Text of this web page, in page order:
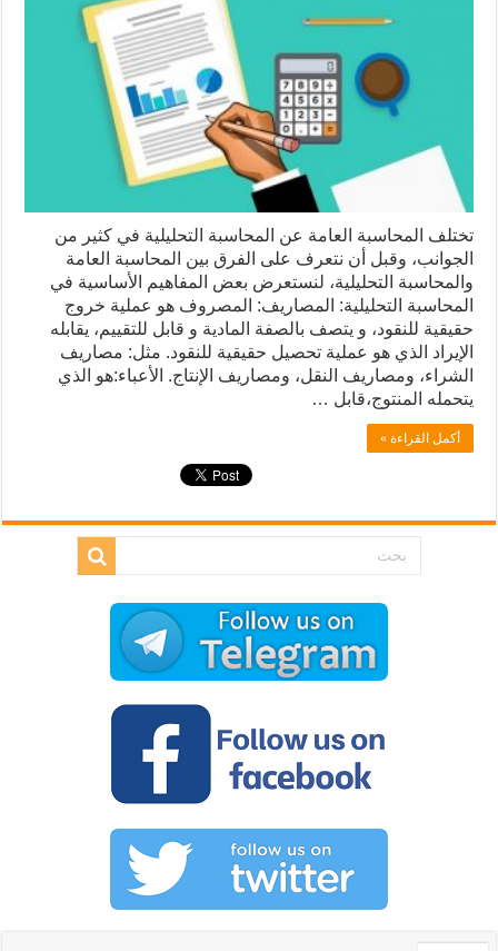
تختلف المحاسبة العامة عن المحاسبة التحليلية في كثير من
الجوانب، وقبل أن نتعرف على الفرق بين المحاسبة العامة
والمحاسبة التحليلية، لنستعرض بعض المفاهيم الأساسية في
المحاسبة التحليلية: المصاريف: المصروف هو عملية خروج
حقيقية للنقود، و يتصف بالصفة المادية و قابل للتقييم، يقابله
الإيراد الذي هو عملية تحصيل حقيقية للنقود. مثل: مصاريف
الشراء، ومصاريف النقل، ومصاريف الإنتاج. الأعباء:هو الذي
يتحمله المنتوج،قابل …
أكمل القراءة »